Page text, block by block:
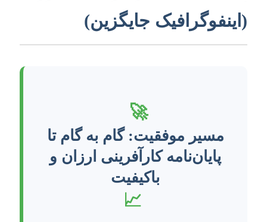
(اینفوگرافیک جایگزین)
🚀
مسیر موفقیت: گام به گام تا
پایان‌نامه کارآفرینی ارزان و
باکیفیت
📈